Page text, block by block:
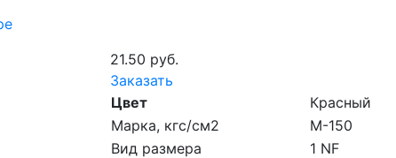
21.50 руб.
Заказать
Цвет
Красный
Марка, кгс/см2
M-150
Вид размера
1 NF